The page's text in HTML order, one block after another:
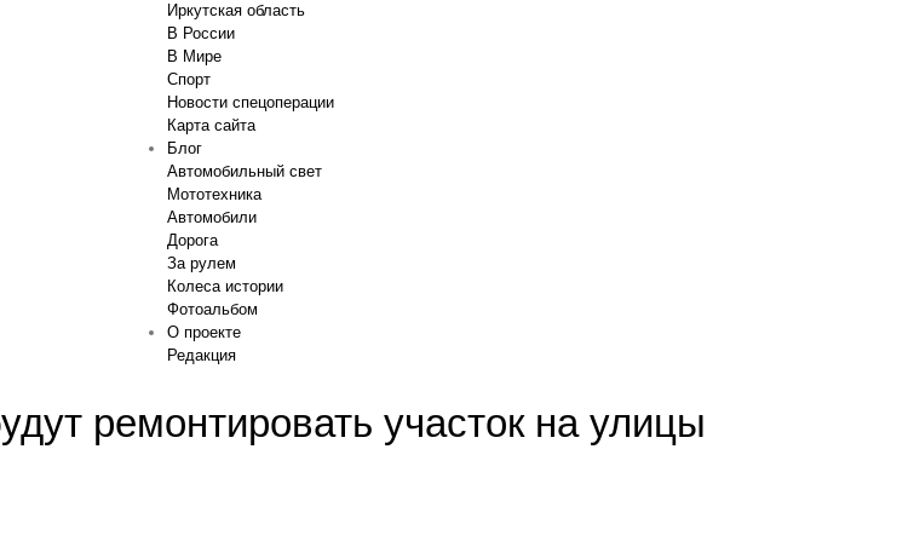
Иркутская область
В России
В Мире
Спорт
Новости спецоперации
Карта сайта
Блог
Автомобильный свет
Мототехника
Автомобили
Дорога
За рулем
Колеса истории
Фотоальбом
О проекте
Редакция
ремонтировать участок на улицы